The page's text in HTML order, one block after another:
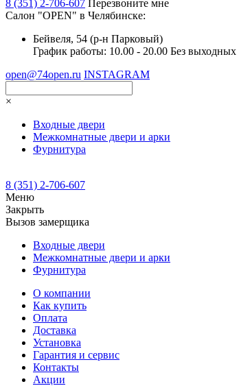
8 (351) 2-706-607 Перезвоните мне
Cалон "OPEN" в Челябинске:
Бейвеля, 54 (р-н Парковый)
График работы: 10.00 - 20.00 Без выходных
open@74open.ru INSTAGRAM
×
Входные двери
Межкомнатные двери и арки
Фурнитура
8 (351) 2-706-607
Меню
Закрыть
Вызов замерщика
Входные двери
Межкомнатные двери и арки
Фурнитура
О компании
Как купить
Оплата
Доставка
Установка
Гарантия и сервис
Контакты
Акции